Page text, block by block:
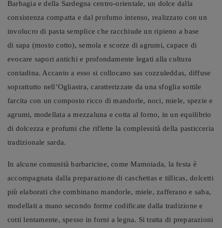
Barbagia e della Sardegna centro-orientale, un dolce dalla
consistenza compatta e dal profumo intenso, realizzato con un
involucro di pasta semplice che racchiude un ripieno a base
di sapa (mosto cotto), semola e scorze di agrumi, capace di
evocare sapori antichi e profondamente legati alla cultura
contadina. Accanto a esso si collocano sas cozzuleddas, diffuse
soprattutto nell’Ogliastra, caratterizzate da una sfoglia sottile
farcita con un composto ricco di mandorle, noci, miele, spezie e
agrumi, modellata a mezzaluna e cotta al forno, in un equilibrio
di dolcezza e profumi che riflette la complessità della pasticceria
tradizionale sarda.
In alcune comunità barbaricine, come Mamoiada, la festa è
accompagnata dalla preparazione di caschettas e tillicas, dolcetti
più elaborati che combinano mandorle, miele, zafferano e saba,
modellati a mano secondo forme codificate dalla tradizione e
cotti lentamente, spesso in forni a legna. Si tratta di preparazioni